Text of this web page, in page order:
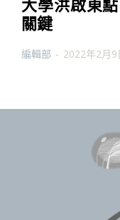
大學洪啟東
關鍵
編輯部 - 2022年2月9